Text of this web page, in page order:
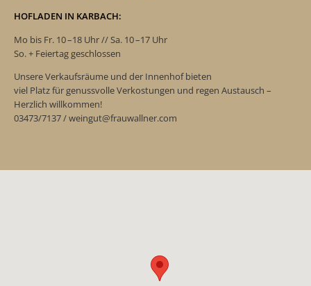
HOFLADEN IN KARBACH:
Mo bis Fr. 10 –18 Uhr // Sa. 10 –17 Uhr
So. + Feiertag geschlossen
Unsere Verkaufsräume und der Innenhof bieten
viel Platz für genussvolle Verkostungen und regen Austausch –
Herzlich willkommen!
03473/7137 / weingut@frauwallner.com